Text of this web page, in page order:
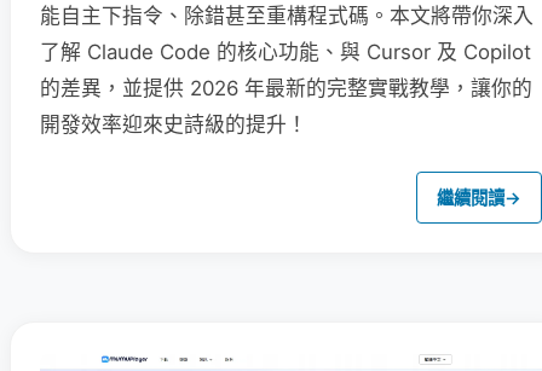
能自主下指令、除錯甚至重構程式碼。本文將帶你深入
了解 Claude Code 的核心功能、與 Cursor 及 Copilot
的差異，並提供 2026 年最新的完整實戰教學，讓你的
開發效率迎來史詩級的提升！
繼續閱讀→